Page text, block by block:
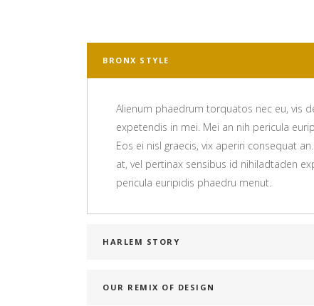
BRONX STYLE
Alienum phaedrum torquatos nec eu, vis
expetendis in mei. Mei an nih pericula
Eos ei nisl graecis, vix aperiri consequat
at, vel pertinax sensibus id nihiladtaden
pericula euripidis phaedru menut.
HARLEM STORY
OUR REMIX OF DESIGN